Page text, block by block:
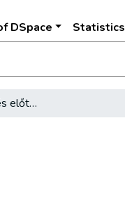
DSpace Statistics
[Fővám tér az átépítés előtt]